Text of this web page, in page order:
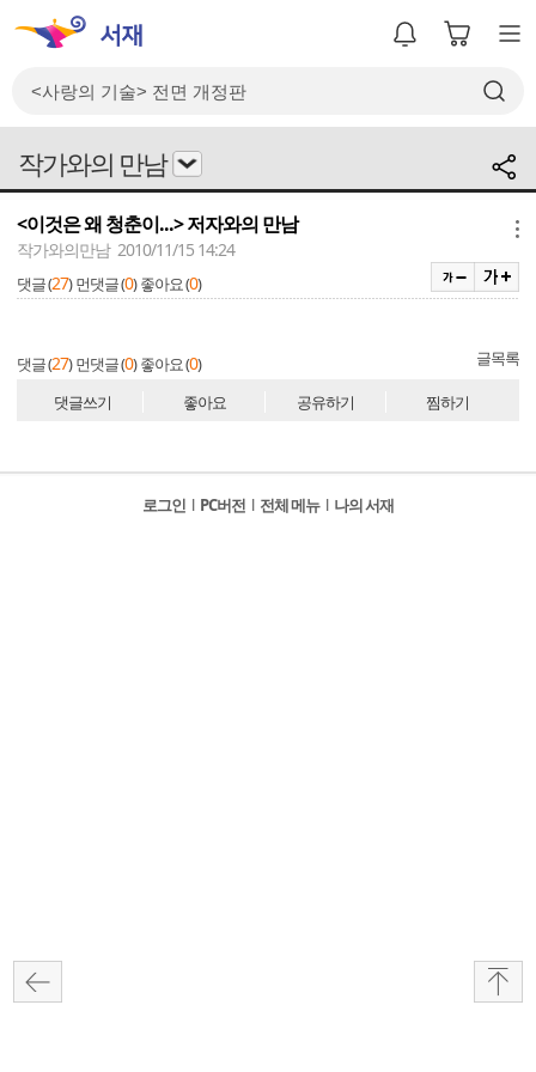
작가와의 만남
<이것은 왜 청춘이...> 저자와의 만남
작가와의만남 2010/11/15 14:24
댓글 (27) 먼댓글 (0) 좋아요 (0)
댓글 (27) 먼댓글 (0) 좋아요 (0) 글목록
댓글쓰기 좋아요 공유하기 찜하기
로그인 l PC버전 l 전체 메뉴 l 나의 서재